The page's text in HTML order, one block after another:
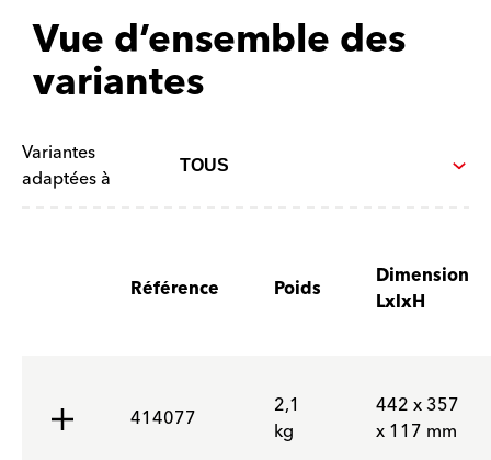
Vue d’ensemble des
variantes
Variantes
adaptées à
Référence Poids
Dimension
LxlxH
414077
2,1
kg
442 x 357
x 117 mm